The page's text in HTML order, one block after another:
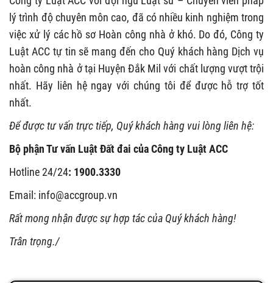
lý trình độ chuyên môn cao, đã có nhiều kinh nghiệm trong
việc xử lý các hồ sơ Hoàn công nhà ở khó. Do đó, Công ty
Luật ACC tự tin sẽ mang đến cho Quý khách hàng Dịch vụ
hoàn công nhà ở tại Huyện Đắk Mil với chất lượng vượt trội
nhất. Hãy liên hệ ngay với chúng tôi để được hỗ trợ tốt
nhất.
Để được tư vấn trực tiếp, Quý khách hàng vui lòng liên hệ:
Bộ phận Tư vấn Luật Đất đai của Công ty Luật ACC
Hotline 24/24: 1900.3330
Email: info@accgroup.vn
Rất mong nhận được sự hợp tác của Quý khách hàng!
Trân trọng./